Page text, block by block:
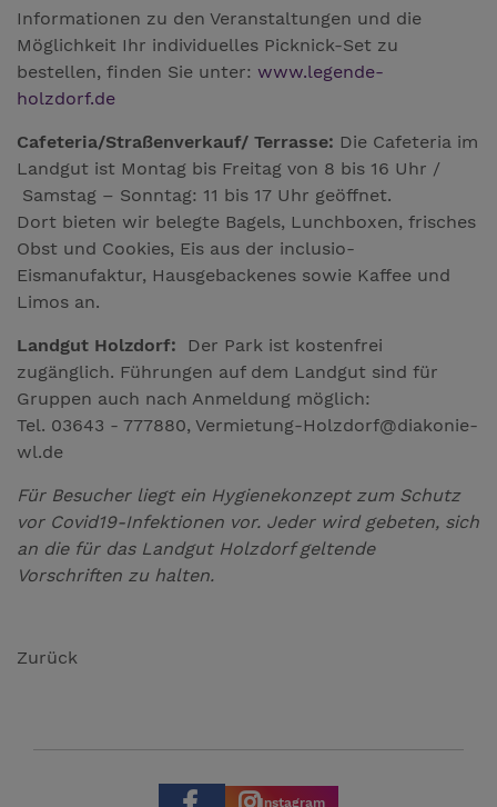
Informationen zu den Veranstaltungen und die
Möglichkeit Ihr individuelles Picknick-Set zu
bestellen, finden Sie unter: www.legende-
holzdorf.de
Cafeteria/Straßenverkauf/ Terrasse: Die Cafeteria im
Landgut ist Montag bis Freitag von 8 bis 16 Uhr /
Samstag – Sonntag: 11 bis 17 Uhr geöffnet.
Dort bieten wir belegte Bagels, Lunchboxen, frisches
Obst und Cookies, Eis aus der inclusio-
Eismanufaktur, Hausgebackenes sowie Kaffee und
Limos an.
Landgut Holzdorf:
Der Park ist kostenfrei
zugänglich. Führungen auf dem Landgut sind für
Gruppen auch nach Anmeldung möglich:
Tel. 03643 - 777880, Vermietung-Holzdorf@diakonie-
wl.de
Für Besucher liegt ein Hygienekonzept zum Schutz
vor Covid19-Infektionen vor. Jeder wird gebeten, sich
an die für das Landgut Holzdorf geltende
Vorschriften zu halten.
Zurück
Instagram